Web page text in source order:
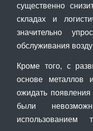
существенно
складах и
значительно
обслуживания
Кроме того, с
основе металлов
ожидать
были
использованием